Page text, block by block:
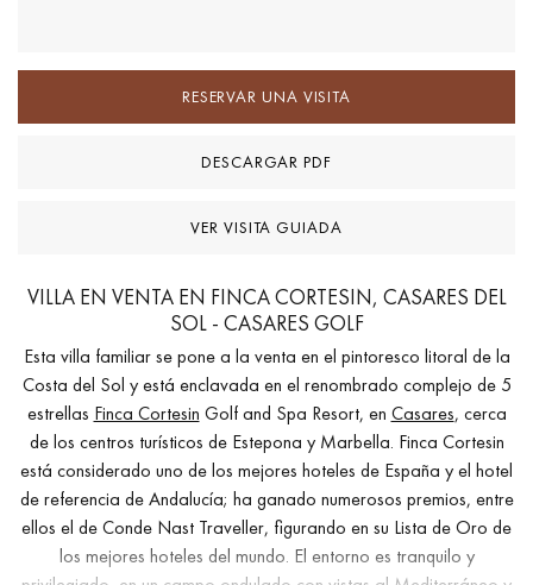
RESERVAR UNA VISITA
DESCARGAR PDF
VER VISITA GUIADA
VILLA EN VENTA EN FINCA CORTESIN, CASARES DEL
SOL - CASARES GOLF
Esta villa familiar se pone a la venta en el pintoresco litoral de la
Costa del Sol y está enclavada en el renombrado complejo de 5
estrellas Finca Cortesin Golf and Spa Resort, en Casares, cerca
de los centros turísticos de Estepona y Marbella. Finca Cortesin
está considerado uno de los mejores hoteles de España y el hotel
de referencia de Andalucía; ha ganado numerosos premios, entre
ellos el de Conde Nast Traveller, figurando en su Lista de Oro de
los mejores hoteles del mundo. El entorno es tranquilo y